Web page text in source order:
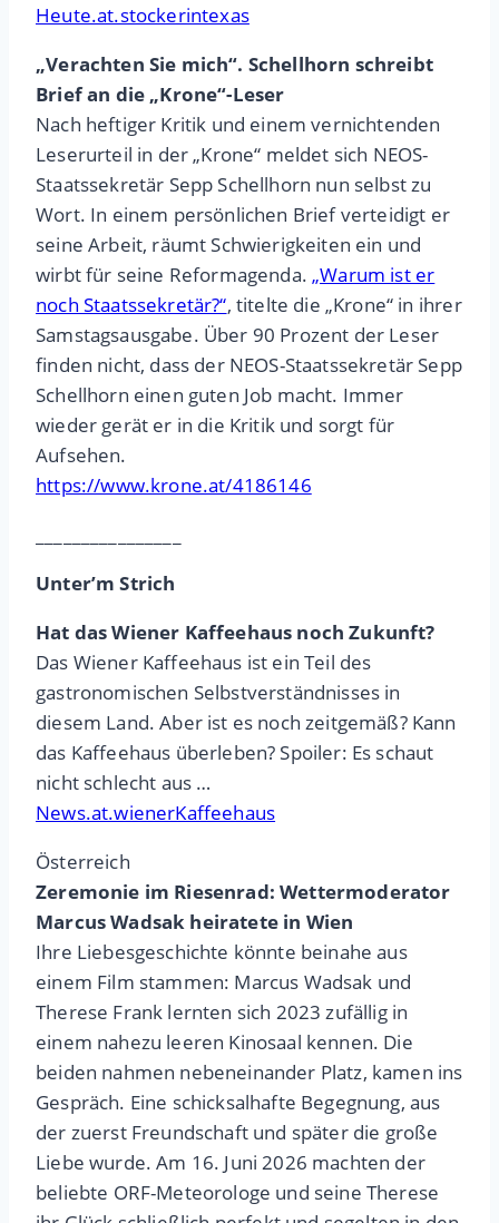
Heute.at.stockerintexas
„Verachten Sie mich“. Schellhorn schreibt
Brief an die „Krone“-Leser
Nach heftiger Kritik und einem vernichtenden
Leserurteil in der „Krone“ meldet sich NEOS-
Staatssekretär Sepp Schellhorn nun selbst zu
Wort. In einem persönlichen Brief verteidigt er
seine Arbeit, räumt Schwierigkeiten ein und
wirbt für seine Reformagenda.„Warum ist er
noch Staatssekretär?“, titelte die „Krone“ in ihrer
Samstagsausgabe. Über 90 Prozent der Leser
finden nicht, dass der NEOS-Staatssekretär Sepp
Schellhorn einen guten Job macht. Immer
wieder gerät er in die Kritik und sorgt für
Aufsehen.
https://www.krone.at/4186146
Unter’m Strich
Hat das Wiener Kaffeehaus noch Zukunft?
Das Wiener Kaffeehaus ist ein Teil des
gastronomischen Selbstverständnisses in
diesem Land. Aber ist es noch zeitgemäß? Kann
das Kaffeehaus überleben? Spoiler: Es schaut
nicht schlecht aus …
News.at.wienerKaffeehaus
Österreich
Zeremonie im Riesenrad: Wettermoderator
Marcus Wadsak heiratete in Wien
Ihre Liebesgeschichte könnte beinahe aus
einem Film stammen: Marcus Wadsak und
Therese Frank lernten sich 2023 zufällig in
einem nahezu leeren Kinosaal kennen. Die
beiden nahmen nebeneinander Platz, kamen ins
Gespräch. Eine schicksalhafte Begegnung, aus
der zuerst Freundschaft und später die große
Liebe wurde. Am 16. Juni 2026 machten der
beliebte ORF-Meteorologe und seine Therese